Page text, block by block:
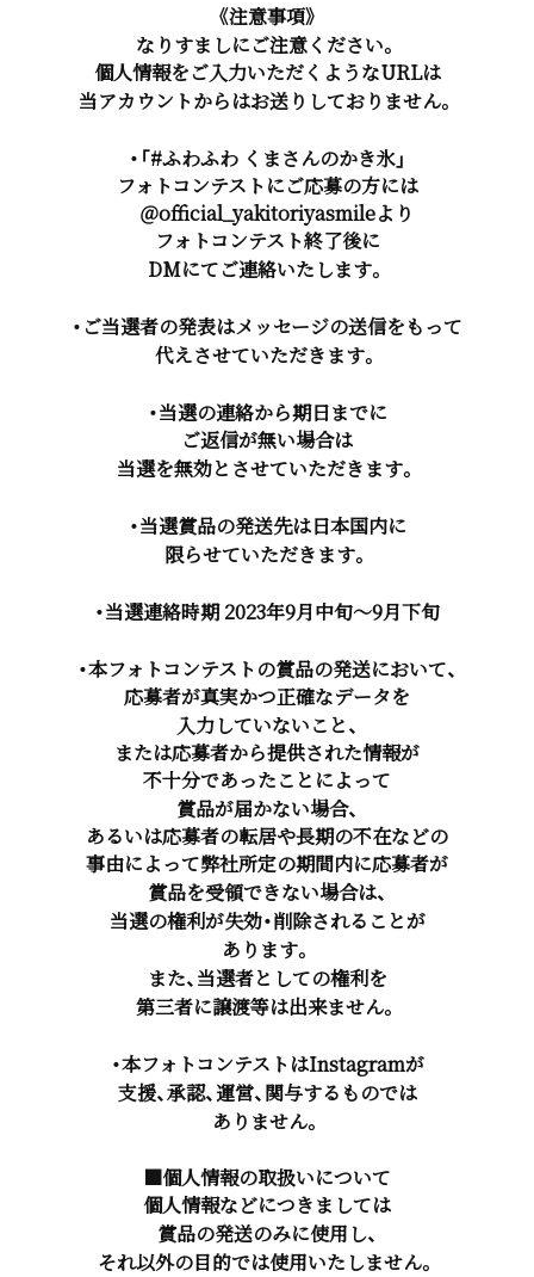
《注意事項》
なりすましにご注意ください。
個人情報をご入力いただくようなURLは
当アカウントからはお送りしておりません。
・「#ふわふわ くまさんのかき氷」
フォトコンテストにご応募の方には
＠official_yakitoriyasmileより
フォトコンテスト終了後に
DMにてご連絡いたします。
・ご当選者の発表はメッセージの送信をもって
代えさせていただきます。
・当選の連絡から期日までに
ご返信が無い場合は
当選を無効とさせていただきます。
・当選賞品の発送先は日本国内に
限らせていただきます。
・当選連絡時期 2023年9月中旬～9月下旬
・本フォトコンテストの賞品の発送において、
応募者が真実かつ正確なデータを
入力していないこと、
または応募者から提供された情報が
不十分であったことによって
賞品が届かない場合、
あるいは応募者の転居や長期の不在などの
事由によって弊社所定の期間内に応募者が
賞品を受領できない場合は、
当選の権利が失効・削除されることが
あります。
また、当選者としての権利を
第三者に譲渡等は出来ません。
・本フォトコンテストはInstagramが
支援、承認、運営、関与するものでは
ありません。
■個人情報の取扱いについて
個人情報などにつきましては
賞品の発送のみに使用し、
それ以外の目的では使用いたしません。